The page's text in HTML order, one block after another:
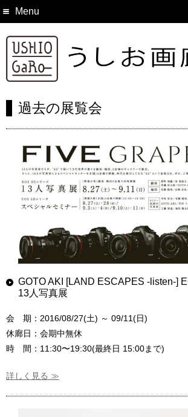
Menu
過去の展覧会
GOTO AKI [LAND ESCAPES -listen-]
13人写真展
会 期：2016/08/27(土) ～ 09/11(日)
休廊日：会期中無休
時 間：11:30〜19:30(最終日 15:00まで)
詳しく見る ≫